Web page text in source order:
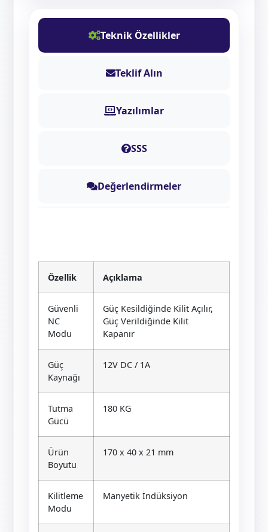
Teknik Özellikler
Teklif Alın
Yazılımlar
SSS
Değerlendirmeler
Özellik Açıklama
Güvenli
NC
Modu
Güç Kesildiğinde Kilit Açılır,
Güç Verildiğinde Kilit
Kapanır
Güç
Kaynağı
12V DC / 1A
Tutma
Gücü
180 KG
Ürün
Boyutu
170 x 40 x 21 mm
Kilitleme
Modu
Manyetik İndüksiyon